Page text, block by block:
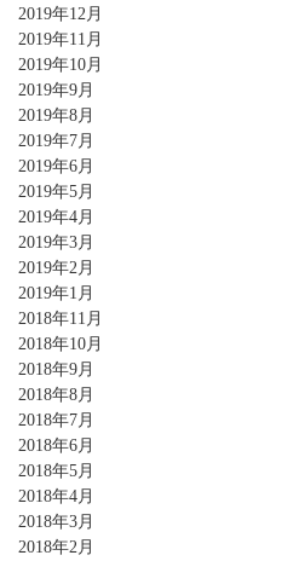
2019年12月
2019年11月
2019年10月
2019年9月
2019年8月
2019年7月
2019年6月
2019年5月
2019年4月
2019年3月
2019年2月
2019年1月
2018年11月
2018年10月
2018年9月
2018年8月
2018年7月
2018年6月
2018年5月
2018年4月
2018年3月
2018年2月